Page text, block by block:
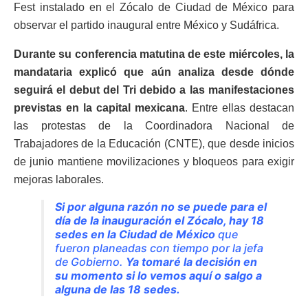
Fest instalado en el Zócalo de Ciudad de México para
observar el partido inaugural entre México y Sudáfrica.
Durante su conferencia matutina de este miércoles, la
mandataria explicó que aún analiza desde dónde
seguirá el debut del Tri debido a las manifestaciones
previstas en la capital mexicana. Entre ellas destacan
las protestas de la Coordinadora Nacional de
Trabajadores de la Educación (CNTE), que desde inicios
de junio mantiene movilizaciones y bloqueos para exigir
mejoras laborales.
Si por alguna razón no se puede para el
día de la inauguración el Zócalo, hay 18
sedes en la Ciudad de México que
fueron planeadas con tiempo por la jefa
de Gobierno. Ya tomaré la decisión en
su momento si lo vemos aquí o salgo a
alguna de las 18 sedes.